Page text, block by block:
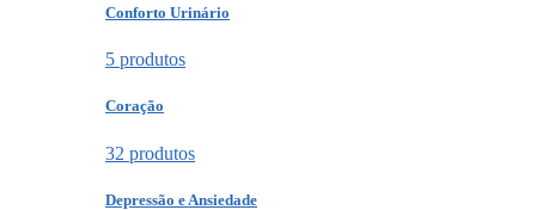
Conforto Urinário
5 produtos
Coração
32 produtos
Depressão e Ansiedade